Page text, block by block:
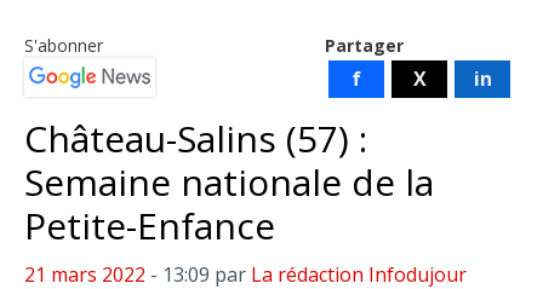
Partager
f X in
S'abonner
Château-Salins (57) :
Semaine nationale de la
Petite-Enfance
21 mars 2022 - 13:09 par La rédaction Infodujour